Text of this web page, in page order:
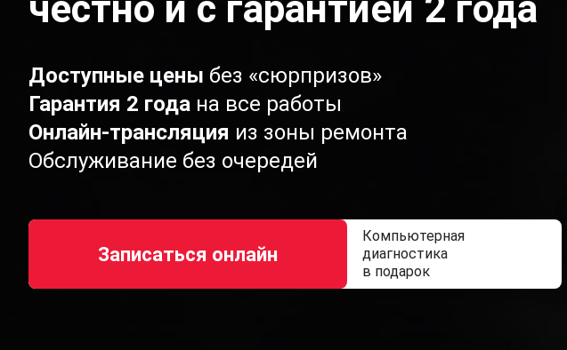
Доступные цены без «сюрпризов»
Гарантия 2 года на все работы
Онлайн-трансляция из зоны ремонта
Обслуживание без очередей
Записаться онлайн
Компьютерная
диагностика
в подарок